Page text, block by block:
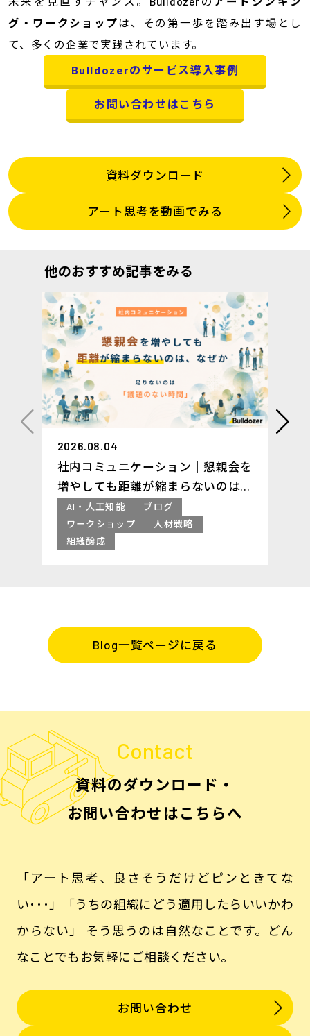
グ・ワークショップは、その第一歩を踏み出す場とし
て、多くの企業で実践されています。
Bulldozerのサービス導入事例
お問い合わせはこちら
資料ダウンロード
アート思考を動画でみる
他のおすすめ記事をみる
2026.08.04
社内コミュニケーション｜懇親会を
増やしても距離が縮まらないのは、
なぜか ─足りないのは「議題のな
い時間」
AI・人工知能
ブログ
ワークショップ
人材戦略
組織醸成
Blog一覧ページに戻る
Contact
資料のダウンロード・
お問い合わせはこちらへ
「アート思考、良さそうだけどピンときてな
い･･･」「うちの組織にどう適用したらいいかわ
からない」
そう思うのは自然なことです。どん
なことでもお気軽にご相談ください。
お問い合わせ